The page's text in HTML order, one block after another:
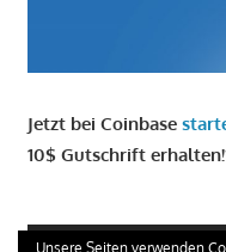
Jetzt bei Coinbase
10$ Gutschrift
GIRO KONTO
Unsere Seiten verwenden